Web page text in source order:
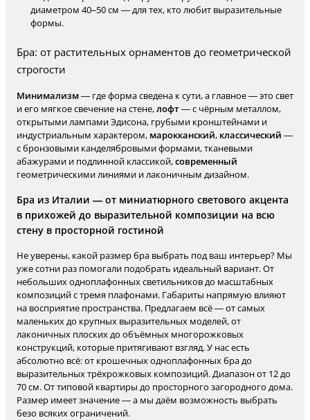
диаметром 40–50 см — для тех, кто любит выразительные
формы.
Бра: от растительных орнаментов до геометрической
строгости
Минимализм— где форма сведена к сути, а главное — это свет
и его мягкое свечение на стене,лофт— с чёрным металлом,
открытыми лампами Эдисона, грубыми кронштейнами и
индустриальным характером, марокканский, классический —
с бронзовыми канделябровыми формами, тканевыми
абажурами и подлинной классикой,современный
геометрическими линиями и лаконичным дизайном.
Бра из Италии — от миниатюрного светового акцента
в прихожей до выразительной композиции на всю
стену в просторной гостиной
Не уверены, какой размер бра выбрать под ваш интерьер? Мы
уже сотни раз помогали подобрать идеальный вариант. От
небольших одноплафонных светильников до масштабных
композиций с тремя плафонами. Габариты напрямую влияют
на восприятие пространства. Предлагаем всё — от самых
маленьких до крупных выразительных моделей, от
лаконичных плоских до объёмных многорожковых
конструкций, которые притягивают взгляд. У нас есть
абсолютно всё: от крошечных одноплафонных бра до
выразительных трёхрожковых композиций. Диапазон от 12 до
70 см. От типовой квартиры до просторного загородного дома.
Размер имеет значение — а мы даём возможность выбрать
безо всяких ограничений.